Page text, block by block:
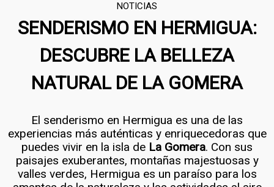
NOTICIAS
SENDERISMO EN HERMIGUA:
DESCUBRE LA BELLEZA
NATURAL DE LA GOMERA
El senderismo en Hermigua es una de las
experiencias más auténticas y enriquecedoras que
puedes vivir en la isla de La Gomera. Con sus
paisajes exuberantes, montañas majestuosas y
valles verdes, Hermigua es un paraíso para los